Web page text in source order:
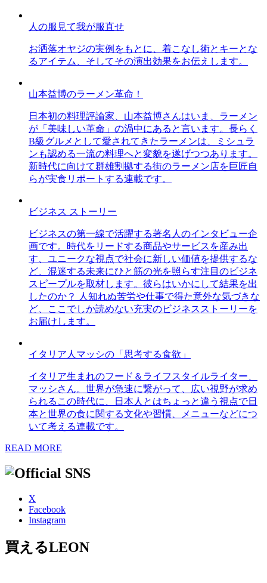
人の服見て我が服直せ
お洒落オヤジの実例をもとに、着こなし術とキーとな
るアイテム、そしてその演出効果をお伝えします。
山本益博のラーメン革命！
日本初の料理評論家、山本益博さんはいま、ラーメン
が「美味しい革命」の渦中にあると言います。長らく
B級グルメとして愛されてきたラーメンは、ミシュラ
ンも認める一流の料理へと変貌を遂げつつあります。
新時代に向けて群雄割拠する街のラーメン店を巨匠自
らが実食リポートする連載です。
ビジネス ストーリー
ビジネスの第一線で活躍する著名人のインタビュー企
画です。時代をリードする商品やサービスを産み出
す、ユニークな視点で社会に新しい価値を提供するな
ど、混迷する未来にひと筋の光を照らす注目のビジネ
スピープルを取材します。彼らはいかにして結果を出
したのか？ 人知れぬ苦労や仕事で得た意外な気づきな
ど、ここでしか読めない充実のビジネスストーリーを
お届けします。
イタリア人マッシの「思考する食欲」
イタリア生まれのフード＆ライフスタイルライター、
マッシさん。世界が急速に繋がって、広い視野が求め
られるこの時代に、日本人とはちょっと違う視点で日
本と世界の食に関する文化や習慣、メニューなどにつ
いて考える連載です。
READ MORE
X
Facebook
Instagram
買えるLEON